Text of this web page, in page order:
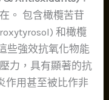
。 包含橄欖苦苷
和橄欖
些強效抗氧化物能
力，具有顯著的抗
作用甚至被比作非